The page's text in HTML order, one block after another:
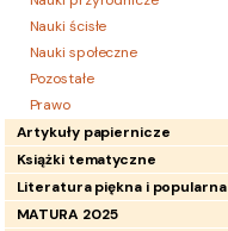
Nauki ścisłe
Nauki społeczne
Pozostałe
Prawo
Artykuły papiernicze
Książki tematyczne
Literatura piękna i popularna
MATURA 2025